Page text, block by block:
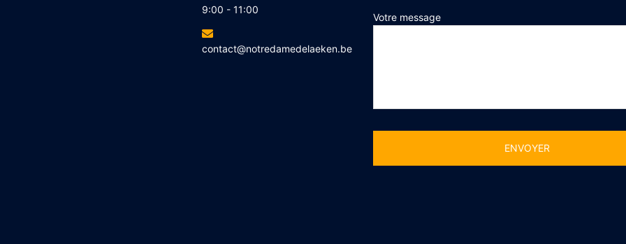
9:00 - 11:00
contact@notredamedelaeken.be
Votre message